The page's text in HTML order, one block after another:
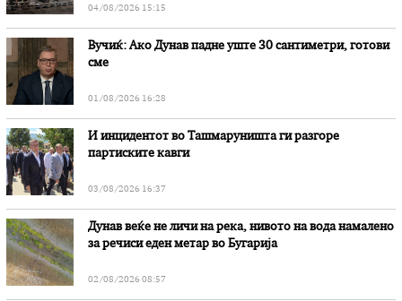
04/08/2026 15:15
Вучиќ: Ако Дунав падне уште 30 сантиметри, готови
сме
01/08/2026 16:28
И инцидентот во Ташмаруништa ги разгоре
партиските кавги
03/08/2026 16:37
Дунав веќе не личи на река, нивото на вода намалено
за речиси еден метар во Бугарија
02/08/2026 08:57